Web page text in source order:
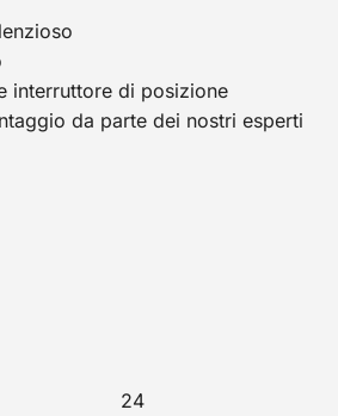
24
interruttore di posizione
da parte dei nostri esperti